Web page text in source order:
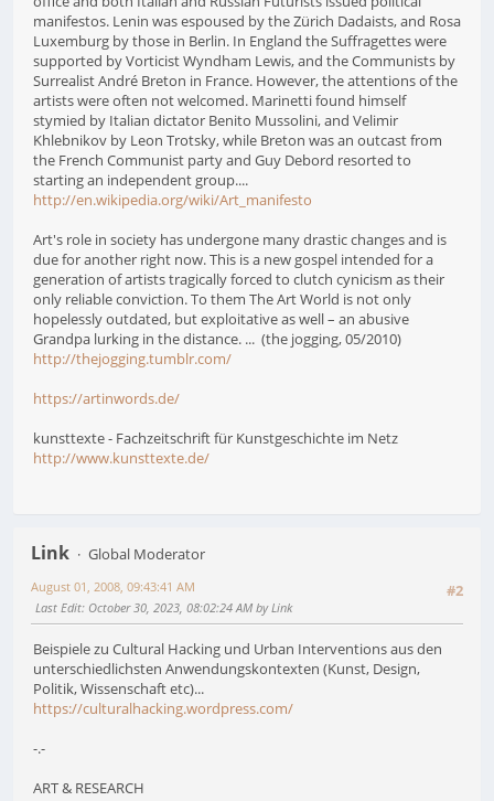
manifestos. Lenin was espoused by the Zürich Dadaists, and Rosa
Luxemburg by those in Berlin. In England the Suffragettes were
supported by Vorticist Wyndham Lewis, and the Communists by
Surrealist André Breton in France. However, the attentions of the
artists were often not welcomed. Marinetti found himself
stymied by Italian dictator Benito Mussolini, and Velimir
Khlebnikov by Leon Trotsky, while Breton was an outcast from
the French Communist party and Guy Debord resorted to
starting an independent group....
http://en.wikipedia.org/wiki/Art_manifesto
Art's role in society has undergone many drastic changes and is
due for another right now. This is a new gospel intended for a
generation of artists tragically forced to clutch cynicism as their
only reliable conviction. To them The Art World is not only
hopelessly outdated, but exploitative as well – an abusive
Grandpa lurking in the distance. ... (the jogging, 05/2010)
http://thejogging.tumblr.com/
https://artinwords.de/
kunsttexte - Fachzeitschrift für Kunstgeschichte im Netz
http://www.kunsttexte.de/
Link
Global Moderator
#2
August 01, 2008, 09:43:41 AM
Last Edit: October 30, 2023, 08:02:24 AM by Link
Beispiele zu Cultural Hacking und Urban Interventions aus den
unterschiedlichsten Anwendungskontexten (Kunst, Design,
Politik, Wissenschaft etc)...
https://culturalhacking.wordpress.com/
-.-
ART & RESEARCH